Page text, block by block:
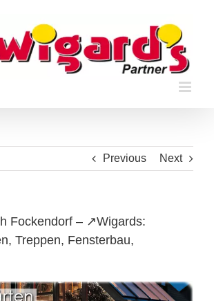
Previous Next
Fockendorf – ↗️Wigards:
Treppen, Fensterbau,